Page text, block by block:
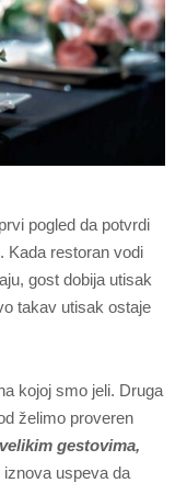
pogled da potvrdi
Kada restoran vodi
gost dobija utisak
takav utisak ostaje
kojoj smo jeli. Druga
želimo proveren
gestovima,
uspeva da